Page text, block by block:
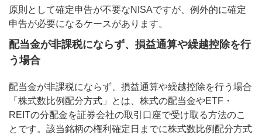
原則として確定申告が不要なNISAですが、例外的に確定
申告が必要になるケースがあります。
配当金が非課税にならず、損益通算や繰越控除を行
う場合
配当金が非課税にならず、損益通算や繰越控除を行う場合
「株式数比例配分方式」とは、株式の配当金やETF・
REITの分配金を証券会社の取引口座で受け取る方法のこ
とです。該当銘柄の権利確定日までに株式数比例配分方式